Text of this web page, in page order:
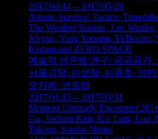
2017/04/14 – 2017/05/28
Artistic Survival Tactics:
The Weather Bureau, Lee
Jehyun, Yang Yoonim, Yi Boram,
Kedam and ZERO SPACE
예술적 생존법 연구: 공공공간,
서울괴담, 이보람, 이원호, 전
오카베: 코토랩
2017/01/15 – 2017/03/31
Moment Untimely Encounter
Gu, Jaebum Kim, Kai Lam, Loo
Takano, Satoko Nema